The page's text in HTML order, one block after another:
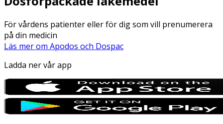
För vårdens patienter eller för dig som vill prenumerera
på din medicin
Läs mer om Apodos och Dospac
Ladda ner vår app